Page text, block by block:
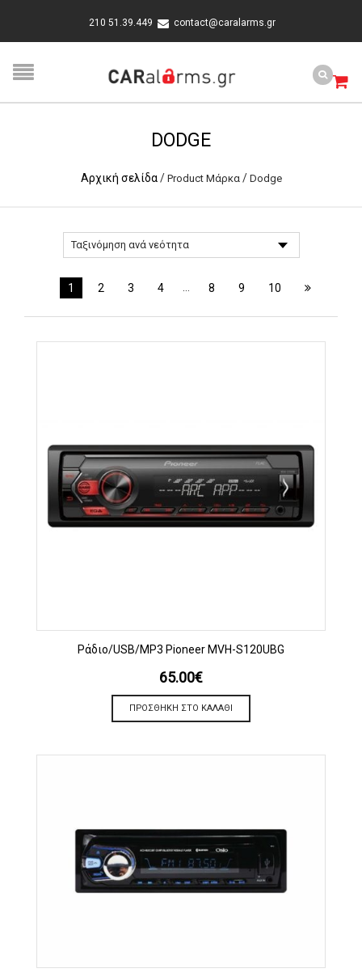
210 51.39.449 contact@caralarms.gr
DODGE
Αρχική σελίδα / Product Μάρκα / Dodge
1 2 3 4 8 9 10
Ράδιο/USB/MP3 Pioneer MVH-S120UBG
65.00€
ΠΡΟΣΘΉΚΗ ΣΤΟ ΚΑΛΆΘΙ